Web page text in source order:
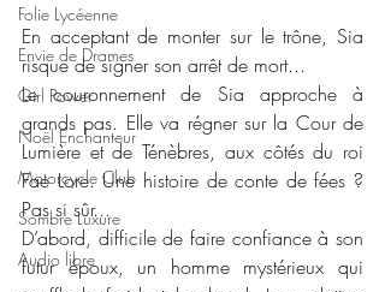
Folie Lycéenne
Envie de Drames
Girl Power
Noël Enchanteur
Motorcycle Club
Sombre Luxure
Audio libre
En acceptant de monter sur le trône, Sia
risque de signer son arrêt de mort...
Le couronnement de Sia approche à
grands pas. Elle va régner sur la Cour de
Lumière et de Ténèbres, aux côtés du roi
Fae Lore. Une histoire de conte de fées ?
Pas si sûr...
D’abord, difficile de faire confiance à son
futur époux, un homme mystérieux qui